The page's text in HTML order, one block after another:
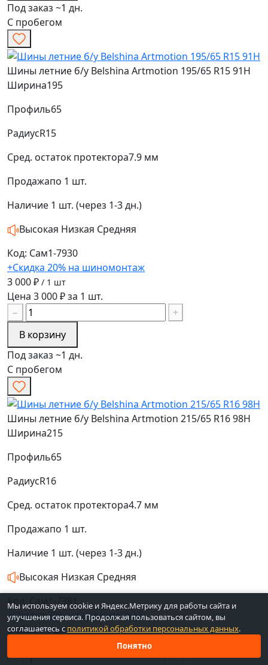
Под заказ ~1 дн.
С пробегом
Шины летние б/у Belshina Artmotion 195/65 R15 91H
Ширина195
Профиль65
РадиусR15
Сред. остаток протектора7.9 мм
Продажапо 1 шт.
Наличие 1 шт. (через 1-3 дн.)
Высокая Низкая Средняя
Код: Сам1-7930
+Скидка 20% на шиномонтаж
3 000 ₽ / 1 шт
Цена 3 000 ₽ за 1 шт.
−
+
В корзину
Под заказ ~1 дн.
С пробегом
Шины летние б/у Belshina Artmotion 215/65 R16 98H
Ширина215
Профиль65
РадиусR16
Сред. остаток протектора4.7 мм
Продажапо 1 шт.
Наличие 1 шт. (через 1-3 дн.)
Высокая Низкая Средняя
Код: Сам1-7381
+Скидка 20% на шиномонтаж
3 000 ₽/ 1 шт
−
+
Мы используем cookie и Яндекс.Метрику для работы сайта и
улучшения сервиса. Продолжая пользоваться сайтом, вы
соглашаетесь с политикой обработки персональных данных.
Понятно